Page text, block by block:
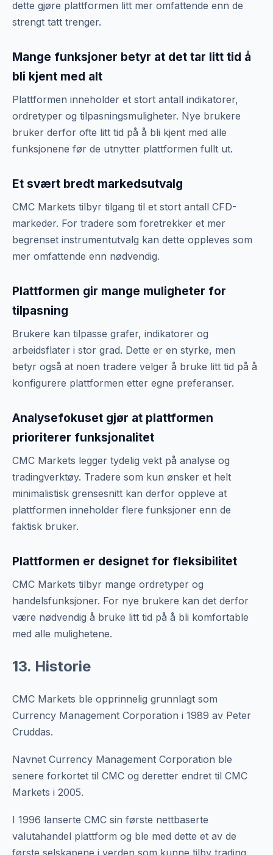
dette gjøre plattformen litt mer omfattende enn de
strengt tatt trenger.
Mange funksjoner betyr at det tar litt tid å
bli kjent med alt
Plattformen inneholder et stort antall indikatorer,
ordretyper og tilpasningsmuligheter. Nye brukere
bruker derfor ofte litt tid på å bli kjent med alle
funksjonene før de utnytter plattformen fullt ut.
Et svært bredt markedsutvalg
CMC Markets tilbyr tilgang til et stort antall CFD-
markeder. For tradere som foretrekker et mer
begrenset instrumentutvalg kan dette oppleves som
mer omfattende enn nødvendig.
Plattformen gir mange muligheter for
tilpasning
Brukere kan tilpasse grafer, indikatorer og
arbeidsflater i stor grad. Dette er en styrke, men
betyr også at noen tradere velger å bruke litt tid på å
konfigurere plattformen etter egne preferanser.
Analysefokuset gjør at plattformen
prioriterer funksjonalitet
CMC Markets legger tydelig vekt på analyse og
tradingverktøy. Tradere som kun ønsker et helt
minimalistisk grensesnitt kan derfor oppleve at
plattformen inneholder flere funksjoner enn de
faktisk bruker.
Plattformen er designet for fleksibilitet
CMC Markets tilbyr mange ordretyper og
handelsfunksjoner. For nye brukere kan det derfor
være nødvendig å bruke litt tid på å bli komfortable
med alle mulighetene.
13. Historie
CMC Markets ble opprinnelig grunnlagt som
Currency Management Corporation i 1989 av Peter
Cruddas.
Navnet Currency Management Corporation ble
senere forkortet til CMC og deretter endret til CMC
Markets i 2005.
I 1996 lanserte CMC sin første nettbaserte
valutahandel plattform og ble med dette et av de